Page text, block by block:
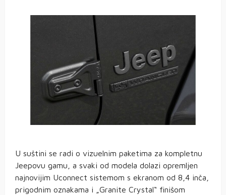
U suštini se radi o vizuelnim paketima za kompletnu
Jeepovu gamu, a svaki od modela dolazi opremljen
najnovijim Uconnect sistemom s ekranom od 8,4 inča,
prigodnim oznakama i „Granite Crystal“ finišom